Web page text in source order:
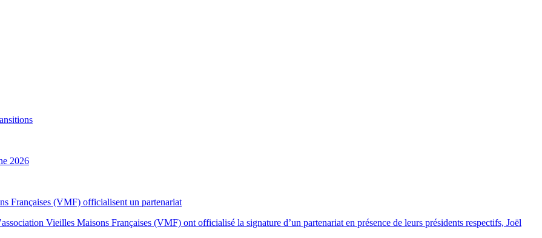
2026
Françaises (VMF) officialisent un partenariat
Vieilles Maisons Françaises (VMF) ont officialisé la signature d’un partenariat en présence de leurs présidents respectifs, Joël